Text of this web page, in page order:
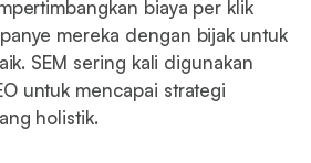
biaya per klik
mereka dengan bijak untuk
SEM sering kali digunakan
untuk mencapai strategi
holistik.